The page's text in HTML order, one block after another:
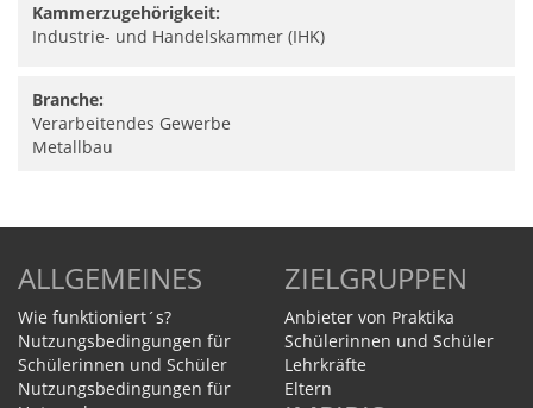
Kammerzugehörigkeit:
Industrie- und Handelskammer (IHK)
Branche:
Verarbeitendes Gewerbe
Metallbau
ALLGEMEINES
Wie funktioniert´s?
Nutzungsbedingungen für
Schülerinnen und Schüler
Nutzungsbedingungen für
ZIELGRUPPEN
Anbieter von Praktika
Schülerinnen und Schüler
Lehrkräfte
Eltern